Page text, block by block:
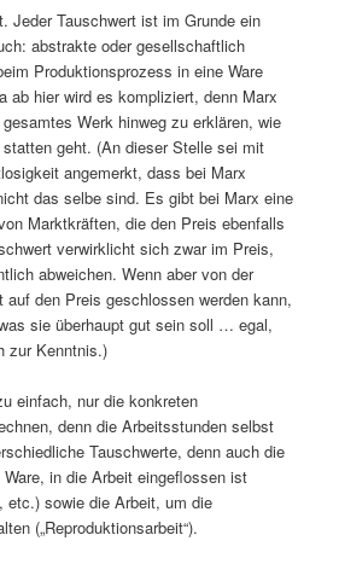
Jeder Tauschwert ist im Grunde ein
abstrakte oder gesellschaftlich
Produktionsprozess in eine Ware
ab hier wird es kompliziert, denn Marx
Werk hinweg zu erklären, wie
geht. (An dieser Stelle sei mit
angemerkt, dass bei Marx
das selbe sind. Es gibt bei Marx eine
Marktkräften, die den Preis ebenfalls
verwirklicht sich zwar im Preis,
abweichen. Wenn aber von der
auf den Preis geschlossen werden kann,
sie überhaupt gut sein soll … egal,
zur Kenntnis.)
einfach, nur die konkreten
denn die Arbeitsstunden selbst
Tauschwerte, denn auch die
in die Arbeit eingeflossen ist
etc.) sowie die Arbeit, um die
(„Reproduktionsarbeit“).